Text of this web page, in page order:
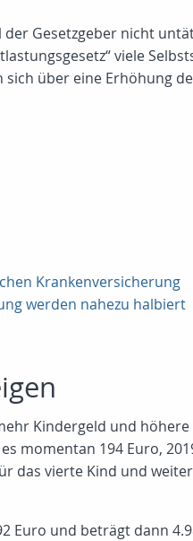
Gesetzgeber nicht
viele
über eine Erhöhung
Krankenversicherung
werden nahezu halbiert
Kindergeld und
momentan 194 Euro,
das vierte Kind und
Euro und beträgt dann